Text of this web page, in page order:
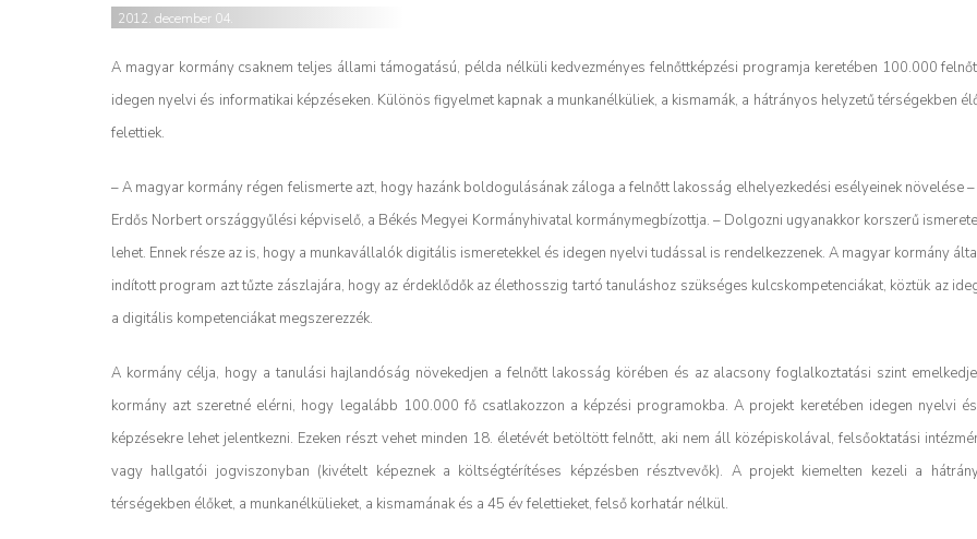
2012. december 04.
A magyar kormány csaknem teljes állami támogatású, példa nélküli kedvezményes felnőttképzési programja keretében 100.000
idegen nyelvi és informatikai képzéseken. Különös figyelmet kapnak a munkanélküliek, a kismamák, a hátrányos helyzetű térségekben
felettiek.
– A magyar kormány régen felismerte azt, hogy hazánk boldogulásának záloga a felnőtt lakosság elhelyezkedési esélyeinek növelése
Erdős Norbert országgyűlési képviselő, a Békés Megyei Kormányhivatal kormánymegbízottja. – Dolgozni ugyanakkor korszerű
lehet. Ennek része az is, hogy a munkavállalók digitális ismeretekkel és idegen nyelvi tudással is rendelkezzenek. A magyar kormány
indított program azt tűzte zászlajára, hogy az érdeklődők az élethosszig tartó tanuláshoz szükséges kulcskompetenciákat, köztük az
a digitális kompetenciákat megszerezzék.
A kormány célja, hogy a tanulási hajlandóság növekedjen a felnőtt lakosság körében és az alacsony foglalkoztatási szint
kormány azt szeretné elérni, hogy legalább 100.000 fő csatlakozzon a képzési programokba. A projekt keretében idegen nyelvi
képzésekre lehet jelentkezni. Ezeken részt vehet minden 18. életévét betöltött felnőtt, aki nem áll középiskolával, felsőoktatási
vagy hallgatói jogviszonyban (kivételt képeznek a költségtérítéses képzésben résztvevők). A projekt kiemelten kezeli a
térségekben élőket, a munkanélkülieket, a kismamának és a 45 év felettieket, felső korhatár nélkül.